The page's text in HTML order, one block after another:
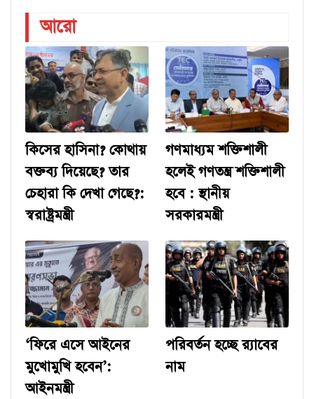
আরো
কিসের হাসিনা? কোথায়
বক্তব্য দিয়েছে? তার
চেহারা কি দেখা গেছে?:
স্বরাষ্ট্রমন্ত্রী
গণমাধ্যম শক্তিশালী
হলেই গণতন্ত্র শক্তিশালী
হবে : স্থানীয়
সরকারমন্ত্রী
‘ফিরে এসে আইনের
মুখোমুখি হবেন’:
আইনমন্ত্রী
পরিবর্তন হচ্ছে র‌্যাবের
নাম